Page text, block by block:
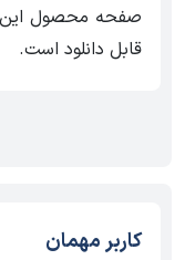
صفحه محصول این
قابل دانلود است.
کاربر مهمان